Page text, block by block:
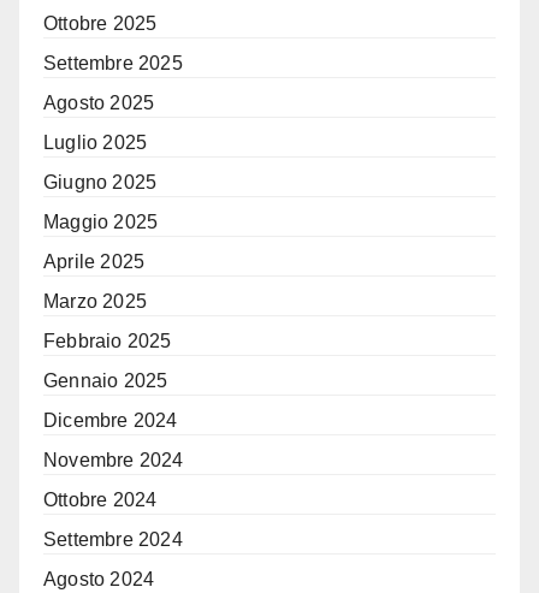
Ottobre 2025
Settembre 2025
Agosto 2025
Luglio 2025
Giugno 2025
Maggio 2025
Aprile 2025
Marzo 2025
Febbraio 2025
Gennaio 2025
Dicembre 2024
Novembre 2024
Ottobre 2024
Settembre 2024
Agosto 2024